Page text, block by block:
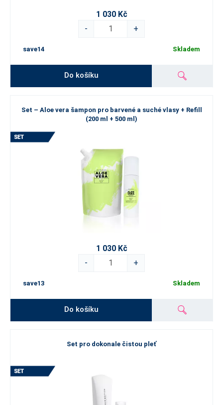
1 030 Kč
-
+
save14 Skladem
Do košíku
Set – Aloe vera šampon pro barvené a suché vlasy + Refill
(200 ml + 500 ml)
1 030 Kč
-
+
save13 Skladem
Do košíku
Set pro dokonale čistou pleť